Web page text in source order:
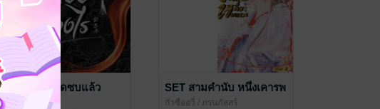
สามีของข้าบัดซบแล้ว
อย่างไร
SET สามคำนับ หนึ่งเคารพ
กัวซืออวี่ / ภรนภัสสร์